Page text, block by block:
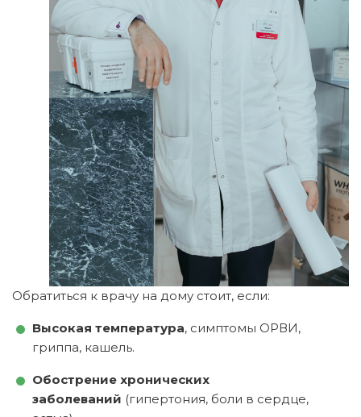
Обратиться к врачу на дому стоит, если:
Высокая температура, симптомы ОРВИ,
гриппа, кашель.
Обострение хронических
заболеваний (гипертония, боли в сердце,